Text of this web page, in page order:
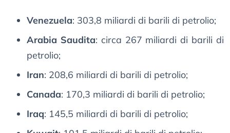
Venezuela: 303,8 miliardi di barili di petrolio;
Arabia Saudita: circa 267 miliardi di barili di
petrolio;
Iran: 208,6 miliardi di barili di petrolio;
Canada: 170,3 miliardi di barili di petrolio;
Iraq: 145,5 miliardi di barili di petrolio;